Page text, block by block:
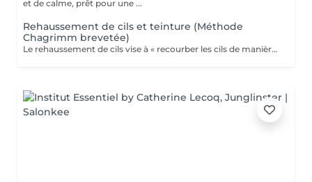
et de calme, prêt pour une ...
Rehaussement de cils et teinture (Méthode
Chagrimm brevetée)
Le rehaussement de cils vise à « recourber les cils de manière naturelle afin de les galber et leur donner un effet mascara ». Et ce, sans même utiliser votre maquillage. Cela permet d'embellir et d'ouvrir le regard tout en lui donnant de la douceur, et ce, pour une durée moyenne de six semaines. Ultra-pratique pour une routine make-up allégée et un regard perçant dès le réveil. Ne remplacera jamais l'effet mascara. SVP pour éviter toute réaction ne pas venir avec des lentilles de contact ou prévoir le nécessaire pour les retirer avant la prestation et attendre minimum 3 mois entre deux rehaussements !